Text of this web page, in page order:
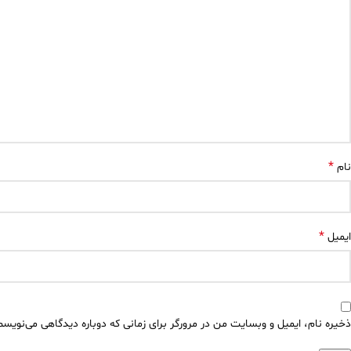
نام *
ایمیل *
ذخیره نام، ایمیل و وبسایت من در مرورگر برای زمانی که دوباره دیدگاهی